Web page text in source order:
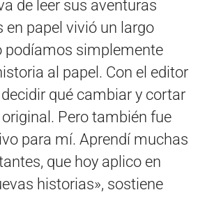
de leer sus aventuras
en papel vivió un largo
podí­amos simplemente
al papel. Con el editor
qué cambiar y cortar
Pero también fue
para mí­. Aprendí­ muchas
que hoy aplico en
historias», sostiene